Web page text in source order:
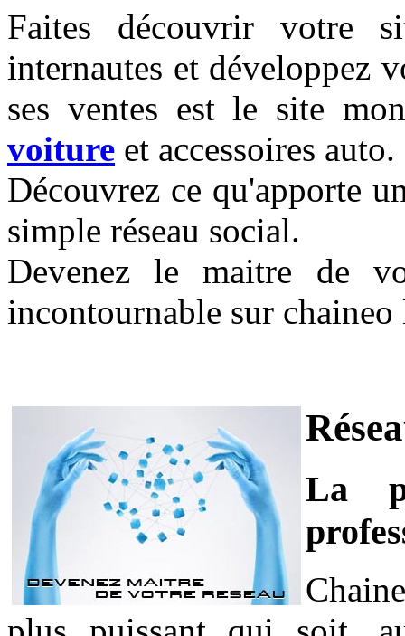
Faites découvrir votre
internautes et développez
ses ventes est le site
voiture et accessoires auto.
Découvrez ce qu'apporte
simple réseau social.
Devenez le maitre de
incontournable sur chaineo
La